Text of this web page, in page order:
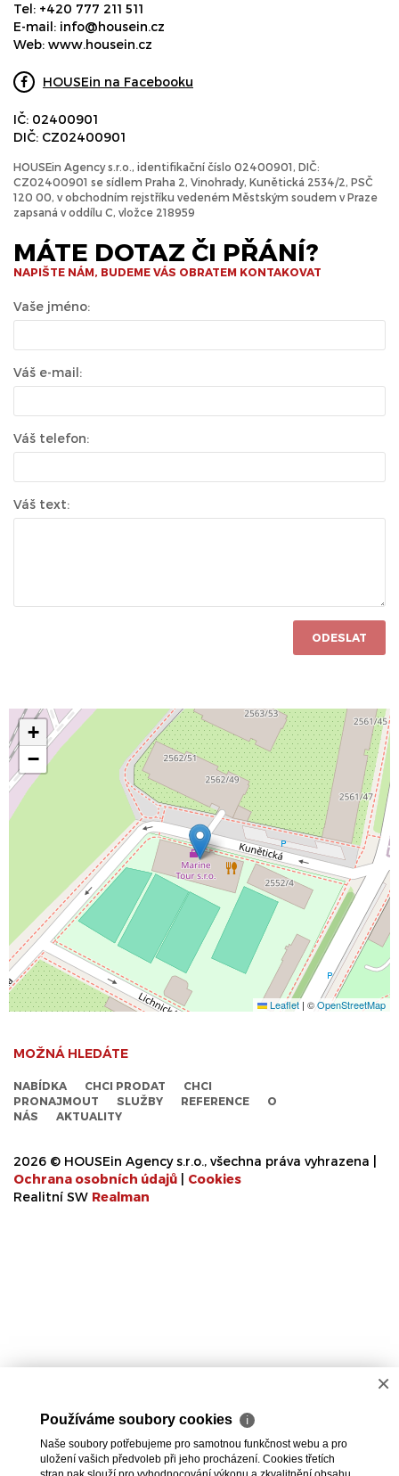
Tel: +420 777 211 511
E-mail: info@housein.cz
Web: www.housein.cz
HOUSEin na Facebooku
IČ: 02400901
DIČ: CZ02400901
HOUSEin Agency s.r.o., identifikační číslo 02400901, DIČ:
CZ02400901 se sídlem Praha 2, Vinohrady, Kunětická 2534/2, PSČ
120 00, v obchodním rejstříku vedeném Městským soudem v Praze
zapsaná v oddílu C, vložce 218959
MÁTE DOTAZ ČI PŘÁNÍ?
NAPIŠTE NÁM, BUDEME VÁS OBRATEM KONTAKOVAT
Vaše jméno:
Váš e-mail:
Váš telefon:
Váš text:
ODESLAT
+
−
Leaflet | ©OpenStreetMap
MOŽNÁ HLEDÁTE
NABÍDKA CHCI PRODAT
CHCI
PRONAJMOUT
SLUŽBY REFERENCE
O
NÁS
AKTUALITY
2026 © HOUSEin Agency s.r.o., všechna práva vyhrazena |
Ochrana osobních údajů
Cookies
Realitní SW Realman
×
Používáme soubory cookies ℹ
Naše soubory potřebujeme pro samotnou funkčnost webu a pro
uložení vašich předvoleb při jeho procházení. Cookies třetích